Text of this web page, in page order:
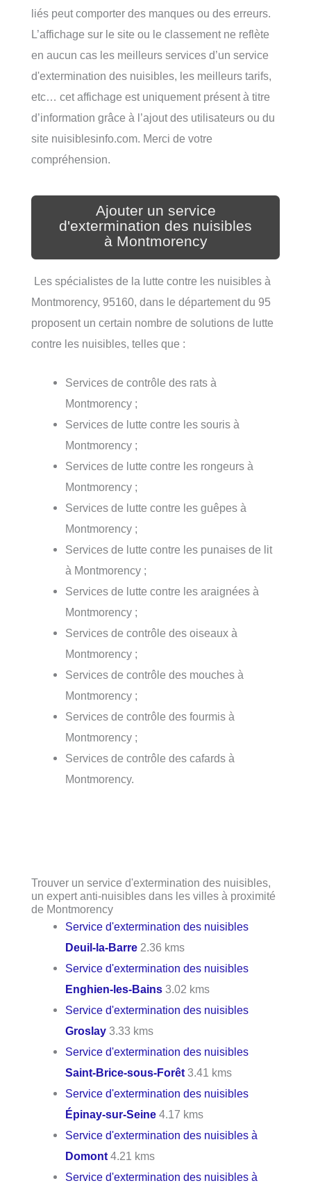
liés peut comporter des manques ou des erreurs.
L’affichage sur le site ou le classement ne reflète
en aucun cas les meilleurs services d’un service
d'extermination des nuisibles, les meilleurs tarifs,
etc… cet affichage est uniquement présent à titre
d’information grâce à l’ajout des utilisateurs ou du
site nuisiblesinfo.com. Merci de votre
compréhension.
Ajouter un service
d'extermination des nuisibles
à Montmorency
Les spécialistes de la lutte contre les nuisibles à
Montmorency, 95160, dans le département du 95
proposent un certain nombre de solutions de lutte
contre les nuisibles, telles que :
Services de contrôle des rats à
Montmorency ;
Services de lutte contre les souris à
Montmorency ;
Services de lutte contre les rongeurs à
Montmorency ;
Services de lutte contre les guêpes à
Montmorency ;
Services de lutte contre les punaises de lit
à Montmorency ;
Services de lutte contre les araignées à
Montmorency ;
Services de contrôle des oiseaux à
Montmorency ;
Services de contrôle des mouches à
Montmorency ;
Services de contrôle des fourmis à
Montmorency ;
Services de contrôle des cafards à
Montmorency.
Trouver un service d'extermination des nuisibles,
un expert anti-nuisibles dans les villes à proximité
de Montmorency
Service d'extermination des nuisibles
Deuil-la-Barre 2.36 kms
Service d'extermination des nuisibles
Enghien-les-Bains 3.02 kms
Service d'extermination des nuisibles
Groslay 3.33 kms
Service d'extermination des nuisibles
Saint-Brice-sous-Forêt 3.41 kms
Service d'extermination des nuisibles
Épinay-sur-Seine 4.17 kms
Service d'extermination des nuisibles à
Domont 4.21 kms
Service d'extermination des nuisibles à